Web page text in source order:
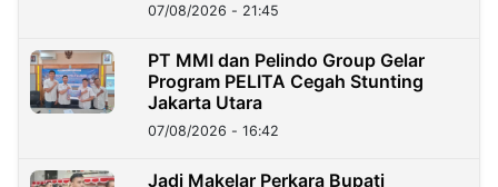
07/08/2026 - 21:45
PT MMI dan Pelindo Group Gelar
Program PELITA Cegah Stunting
Jakarta Utara
07/08/2026 - 16:42
Jadi Makelar Perkara Bupati